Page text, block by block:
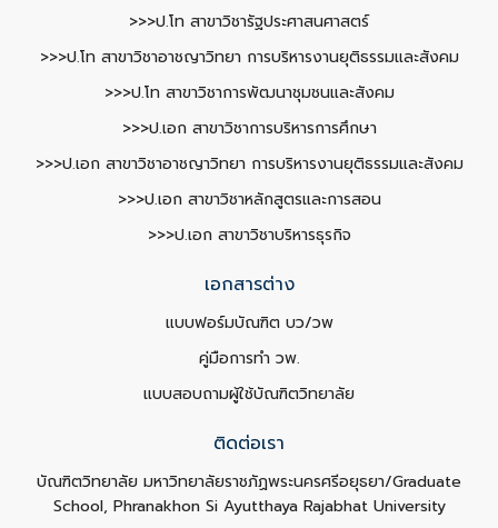
>>>ป.โท สาขาวิชารัฐประศาสนศาสตร์
>>>ป.โท สาขาวิชาอาชญาวิทยา การบริหารงานยุติธรรมและสังคม
>>>ป.โท สาขาวิชาการพัฒนาชุมชนและสังคม
>>>ป.เอก สาขาวิชาการบริหารการศึกษา
>>>ป.เอก สาขาวิชาอาชญาวิทยา การบริหารงานยุติธรรมและสังคม
>>>ป.เอก สาขาวิชาหลักสูตรและการสอน
>>>ป.เอก สาขาวิชาบริหารธุรกิจ
เอกสารต่าง
แบบฟอร์มบัณฑิต บว/วพ
คู่มือการทำ วพ.
แบบสอบถามผู้ใช้บัณฑิตวิทยาลัย
ติดต่อเรา
บัณฑิตวิทยาลัย มหาวิทยาลัยราชภัฏพระนครศรีอยุธยา/Graduate
School, Phranakhon Si Ayutthaya Rajabhat University